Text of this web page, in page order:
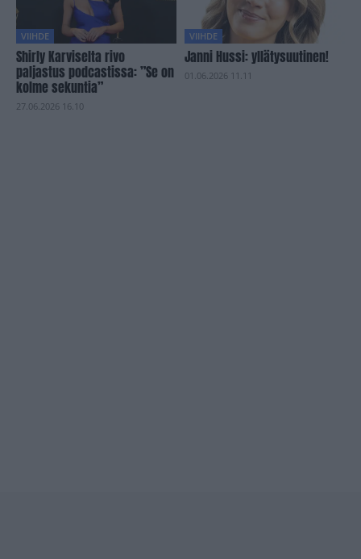
VIIHDE
Shirly Karviselta rivo
paljastus podcastissa: ”Se on
kolme sekuntia”
27.06.2026 16.10
VIIHDE
Janni Hussi: yllätysuutinen!
01.06.2026 11.11